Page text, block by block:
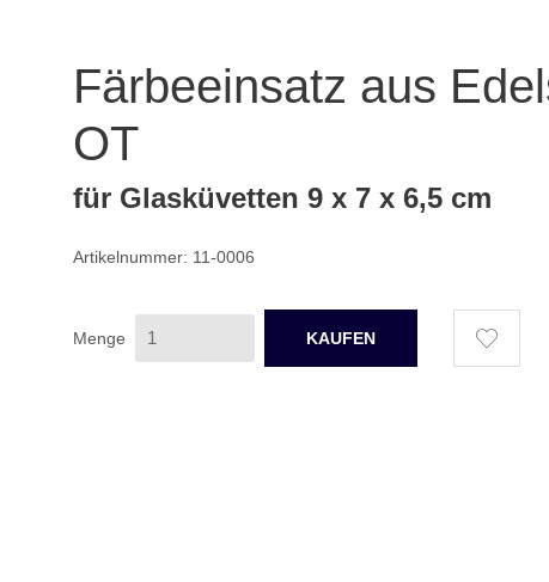
Färbeeinsatz aus
OT
für Glasküvetten 9 x 7 x 6,5 cm
Artikelnummer: 11-0006
Menge